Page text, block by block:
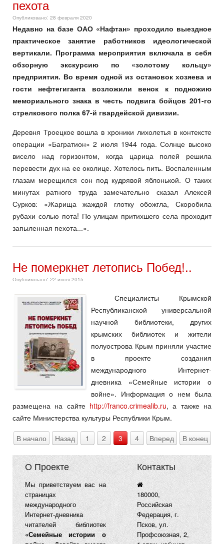
пехота
Опубликовано: 28 февраля 2020
Недавно на базе ОАО «Нафтан» проходило выездное
практическое занятие работников идеологической
вертикали. Программа мероприятия включала в себя
обзорную экскурсию по «золотому кольцу»
предприятия. Во время одной из остановок хозяева и
гости нефтегиганта возложили венок к подножию
мемориального знака в честь подвига бойцов 201-го
стрелкового полка 67-й гвардейской дивизии.
Деревня Троецкое вошла в хроники лихолетья в контексте
операции «Багратион» 2 ию­ля 1944 года. Солнце высоко
висело над гори­зонтом, когда царица полей решила
перевести дух на ее околице. Хотелось пить. Воспаленным
глазам мерещился сон под кудрявой яблонькой. О таких
минутах ратного труда замечательно ска­зал Алексей
Сурков: «Жарища жаждой глотку обожгла, Скоробила
рубахи солью пота! По улицам притихшего села проходит
запыленная пехота...».
Не померкнет летопись Побед!..
Опубликовано: 22 июня 2015
Специалисты Крымской
Республиканской универсальной
научной библиотеки, других
крымских библиотек и жители
полуострова Крым приняли участие
в проекте создания
международного Интернет-
дневника «Семейные истории о
войне». Информация о нем была
размещена на сайте http://franco.crimealib.ru, а также на
сайте Министерства культуры Республики Крым.
В начало Назад 1 2 3 4 Вперед В конец
О Проекте
Мы приветствуем вас на
страницах
международного
Интернет-дневника
читателей библиотек
«Семейные истории о
Контакты
180000,
Российская
Федерация, г.
Псков, ул.
Профсоюзная, 2,